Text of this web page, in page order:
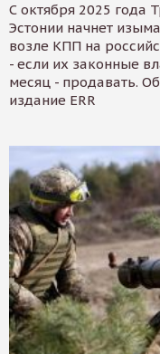
С октября 2025 года
Эстонии начнет
возле КПП на
- если их законные
месяц - продавать.
издание ERR